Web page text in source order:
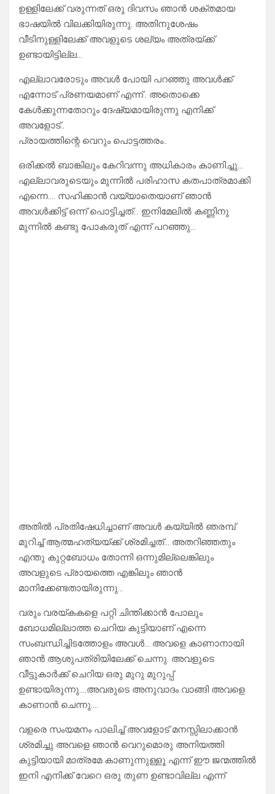
ഉള്ളിലേക്ക് വരുന്നത് ഒരു ദിവസം ഞാൻ ശക്തമായ
ഭാഷയിൽ വിലക്കിയിരുന്നു. അതിനുശേഷം
വീടിനുള്ളിലേക്ക് അവളുടെ ശല്യം അത്രയ്ക്ക്
ഉണ്ടായിട്ടില്ല…
എല്ലാവരോടും അവൾ പോയി പറഞ്ഞു അവൾക്ക്
എന്നോട് പ്രണയമാണ് എന്ന്.. അതൊക്കെ
കേൾക്കുന്നതോറും ദേഷ്യമായിരുന്നു എനിക്ക്
അവളോട്..
പ്രായത്തിന്റെ വെറും പൊട്ടത്തരം..
ഒരിക്കൽ ബാങ്കിലും കേറിവന്നു അധികാരം കാണിച്ചു…
എല്ലാവരുടെയും മുന്നിൽ പരിഹാസ കതപാത്രമാക്കി
എന്നെ…. സഹിക്കാൻ വയ്യാതെയാണ് ഞാൻ
അവൾക്കിട്ട് ഒന്ന് പൊട്ടിച്ചത്… ഇനിമേലിൽ കണ്ണിനു
മുന്നിൽ കണ്ടു പോകരുത് എന്ന് പറഞ്ഞു…
അതിൽ പ്രതിഷേധിച്ചാണ് അവൾ കയ്യിൽ ഞരമ്പ്
മുറിച്ച് ആത്മഹത്യയ്ക്ക് ശ്രമിച്ചത്… അതറിഞ്ഞതും
എന്തു കുറ്റബോധം തോന്നി ഒന്നുമില്ലെങ്കിലും
അവളുടെ പ്രായത്തെ എങ്കിലും ഞാൻ
മാനിക്കേണ്ടതായിരുന്നു…
വരും വരയ്കകളെ പറ്റി ചിന്തിക്കാൻ പോലും
ബോധമില്ലാത്ത ചെറിയ കുട്ടിയാണ് എന്നെ
സംബന്ധിച്ചിടത്തോളം അവൾ… അവളെ കാണാനായി
ഞാൻ ആശുപത്രിയിലേക്ക് ചെന്നു. അവളുടെ
വീട്ടുകാർക്ക് ചെറിയ ഒരു മുറു മുറുപ്പ്
ഉണ്ടായിരുന്നു….അവരുടെ അനുവാദം വാങ്ങി അവളെ
കാണാൻ ചെന്നു….
വളരെ സംയമനം പാലിച്ച് അവളോട് മനസ്സിലാക്കാൻ
ശ്രമിച്ചു അവളെ ഞാൻ വെറുമൊരു അനിയത്തി
കുട്ടിയായി മാത്രമേ കാണുന്നുള്ളൂ എന്ന് ഈ ജന്മത്തിൽ
ഇനി എനിക്ക് വേറെ ഒരു തുണ ഉണ്ടാവില്ല എന്ന്